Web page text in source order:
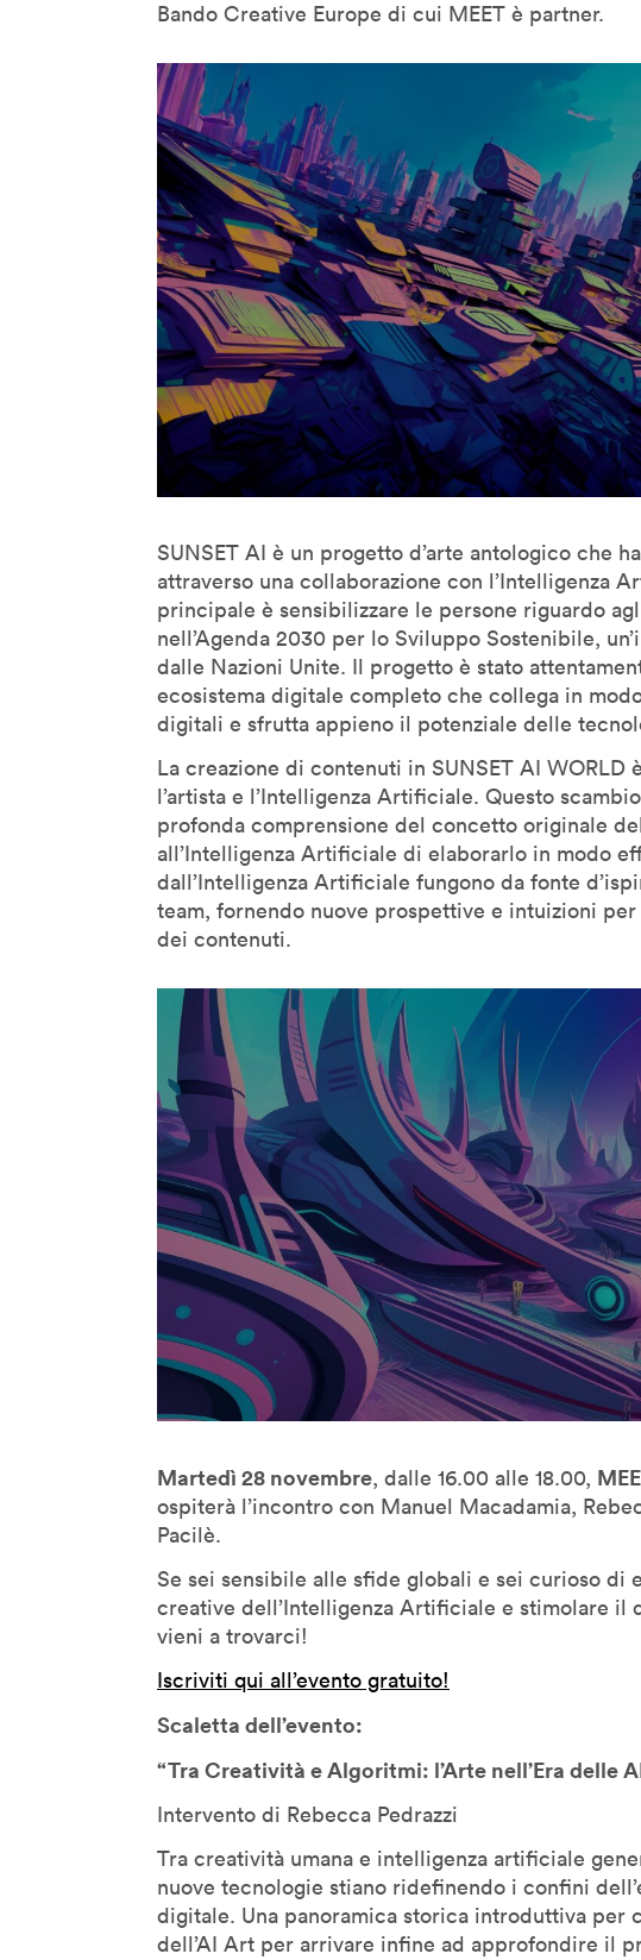
Denis Santachiara
Derrick De Kerckhove
Donatella Della Ratta
Edgar Morin
Eduardo Kac
Emanuele Micheli
Fabio Novembre
Foteini Agrafioti
Francesco Paulo Marconi
Francis Ford Coppola
Frank Rose
Freddy Paul Grunert
Gabo Arora
Geoff Mulgan
Georges Amar
Gilles Jobin
Giorgia Lupi
Giuliana Bruno
Golan Levin
Helen Boaden
Hiroshi Ishii
Honor Harger
Hsin-Chien Huang
Jack Horner
Jamie Metzl
Jane McGonigal
Jaron Lanier
Jeff Gomez
Jeffrey Schnapp
Jeffrey Shaw
John Lasseter
John Maeda
John Thackara
John Tolva
Joichi Ito
Jonathan Woetzel
Karan Singh
Kenya Hara
Kevin B. Lee
Koert Van Mensvoort
Lawrence Liang
Lev Manovich
Linda Vlassenrood
Lining Yao
Luc Courchesne
Bando Creative Europe di cui MEET è partner.
SUNSET AI è un progetto d’arte antologico che
attraverso una collaborazione con l’Intelligenza
principale è sensibilizzare le persone riguardo
nell’Agenda 2030 per lo Sviluppo Sostenibile,
dalle Nazioni Unite. Il progetto è stato
ecosistema digitale completo che collega in
digitali e sfrutta appieno il potenziale delle
La creazione di contenuti in SUNSET AI WORLD
l’artista e l’Intelligenza Artificiale. Questo
profonda comprensione del concetto originale
all’Intelligenza Artificiale di elaborarlo in modo
dall’Intelligenza Artificiale fungono da fonte
team, fornendo nuove prospettive e intuizioni
dei contenuti.
Martedì 28 novembre, dalle 16.00 alle 18.00,
ospiterà l’incontro con Manuel Macadamia,
Pacilè.
Se sei sensibile alle sfide globali e sei curioso di
creative dell’Intelligenza Artificiale e stimolare il
vieni a trovarci!
Iscriviti qui all’evento gratuito!
Scaletta dell’evento:
“Tra Creatività e Algoritmi: l’Arte nell’Era delle
Intervento di Rebecca Pedrazzi
Tra creatività umana e intelligenza artificiale
nuove tecnologie stiano ridefinendo i confini
digitale. Una panoramica storica introduttiva per
dell’AI Art per arrivare infine ad approfondire il